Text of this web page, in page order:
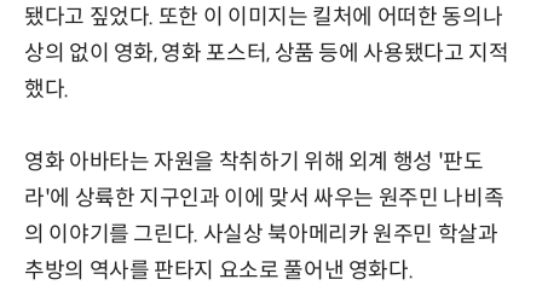
됐다고 짚었다. 또한 이 이미지는 킬처에 어떠한 동의나
상의 없이 영화, 영화 포스터, 상품 등에 사용됐다고 지적
했다.
영화 아바타는 자원을 착취하기 위해 외계 행성 '판도
라'에 상륙한 지구인과 이에 맞서 싸우는 원주민 나비족
의 이야기를 그린다. 사실상 북아메리카 원주민 학살과
추방의 역사를 판타지 요소로 풀어낸 영화다.